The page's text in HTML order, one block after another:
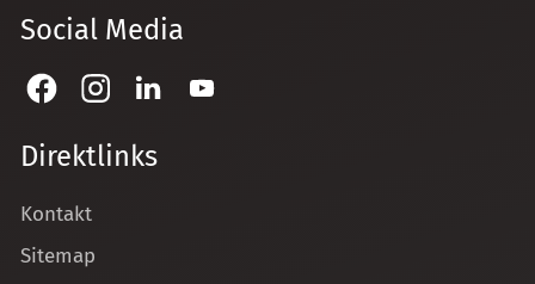
Social Media
Direktlinks
Kontakt
Sitemap